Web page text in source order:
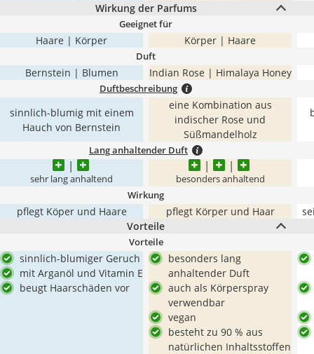
Wirkung der Parfums
Geeignet für
Haare | Körper Körper | Haare
Duft
Bernstein | Blumen Indian Rose | Himalaya Honey
Duftbeschreibung
sinnlich-blumig mit einem
Hauch von Bernstein
eine Kombination aus
indischer Rose und
Süßmandelholz
Lang anhaltender Duft
sehr lang anhaltend besonders anhaltend
Wirkung
pflegt Köper und Haare pflegt Körper und Haar
Vorteile
Vorteile
sinnlich-blumiger Geruch
mit Arganöl und Vitamin E
beugt Haarschäden vor
besonders lang
anhaltender Duft
auch als Körperspray
verwendbar
vegan
besteht zu 90 % aus
natürlichen Inhaltsstoffen